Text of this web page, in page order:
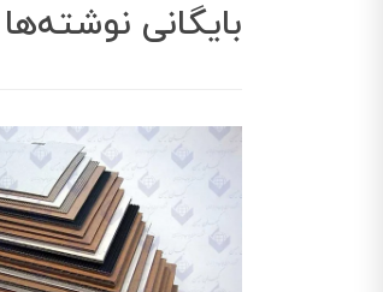
بایگانی نوشته‌ها